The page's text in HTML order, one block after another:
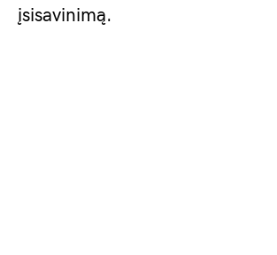
įsisavinimą.